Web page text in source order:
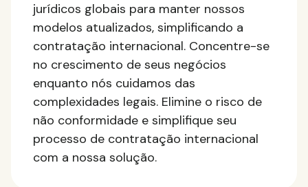
jurídicos globais para manter nossos
modelos atualizados, simplificando a
contratação internacional. Concentre-se
no crescimento de seus negócios
enquanto nós cuidamos das
complexidades legais. Elimine o risco de
não conformidade e simplifique seu
processo de contratação internacional
com a nossa solução.